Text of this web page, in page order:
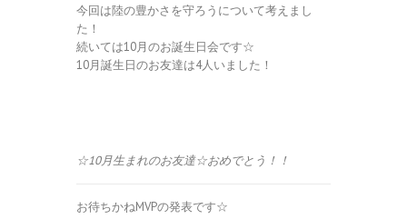
今回は陸の豊かさを守ろうについて考えまし
た！
続いては10月のお誕生日会です☆
10月誕生日のお友達は4人いました！
☆10月生まれのお友達☆おめでとう！！
お待ちかねMVPの発表です☆